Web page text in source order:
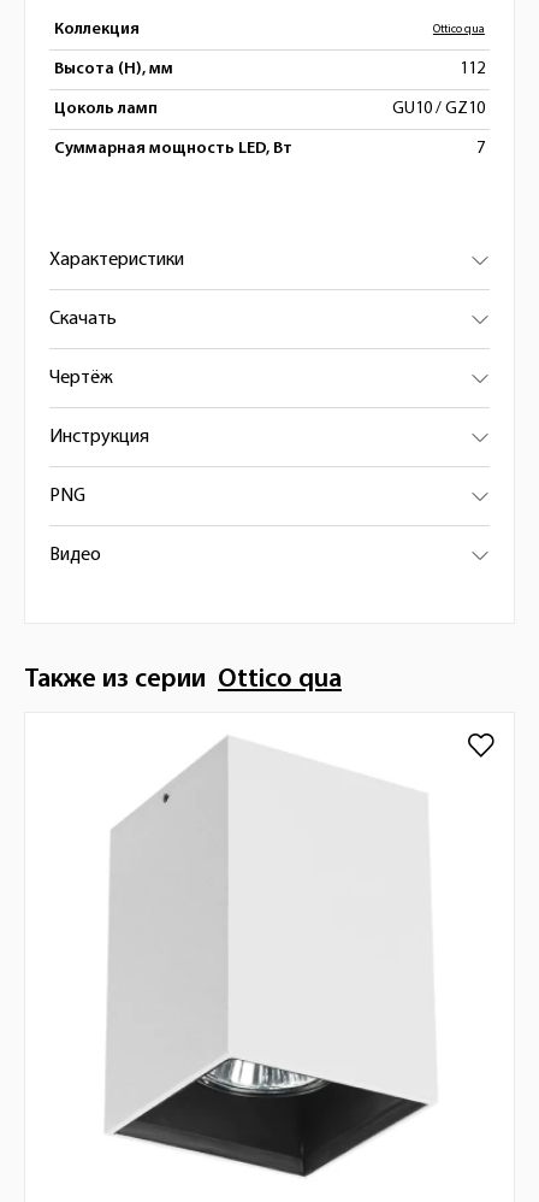
Коллекция Ottico qua
Высота (H), мм 112
Цоколь ламп GU10 / GZ10
Суммарная мощность LED, Вт 7
Характеристики
Скачать
Чертёж
Инструкция
PNG
Видео
Также из серии Ottico qua